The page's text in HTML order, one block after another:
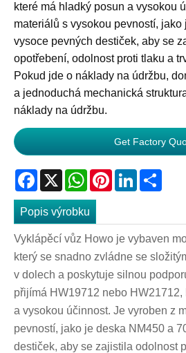
které má hladký posun a vysokou
materiálů s vysokou pevností,
vysoce pevných destiček, aby se
opotřebení, odolnost proti tlaku a
Pokud jde o náklady na údržbu,
a jednoduchá mechanická
náklady na údržbu.
Get Factory
Facebook
X WhatsApp
PinterestLinkedIn
Popis výrobku
Vyklápěcí vůz Howo je vybaven
který se snadno zvládne se
v dolech a poskytuje silnou
přijímá HW19712 nebo HW21712,
a vysokou účinnost. Je vyroben z
pevností, jako je deska NM450 a
destiček, aby se zajistila odolnost